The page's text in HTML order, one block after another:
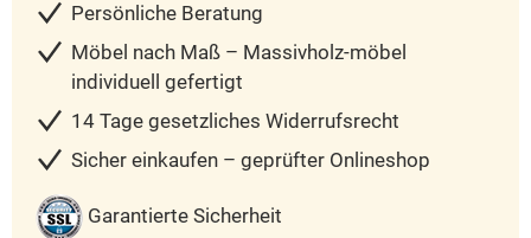
Persönliche Beratung
Möbel nach Maß – Massivholz-möbel
individuell gefertigt
14 Tage gesetzliches Widerrufsrecht
Sicher einkaufen – geprüfter Onlineshop
Garantierte Sicherheit